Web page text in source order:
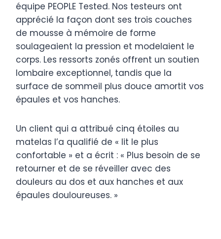
équipe PEOPLE Tested. Nos testeurs ont
apprécié la façon dont ses trois couches
de mousse à mémoire de forme
soulageaient la pression et modelaient le
corps. Les ressorts zonés offrent un soutien
lombaire exceptionnel, tandis que la
surface de sommeil plus douce amortit vos
épaules et vos hanches.
Un client qui a attribué cinq étoiles au
matelas l’a qualifié de « lit le plus
confortable » et a écrit : « Plus besoin de se
retourner et de se réveiller avec des
douleurs au dos et aux hanches et aux
épaules douloureuses. »